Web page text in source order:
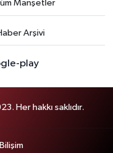
Manşetler
Arşivi
Her hakkı saklıdır.